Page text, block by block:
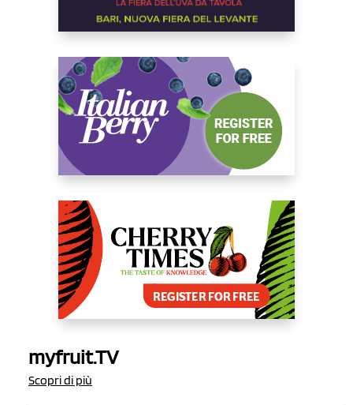
myfruit.TV
Scopri di più